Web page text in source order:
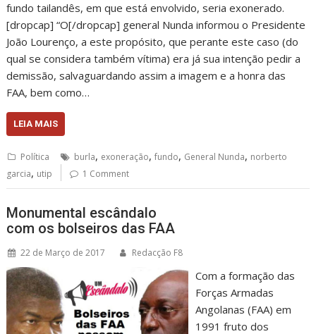
fundo tailandês, em que está envolvido, seria exonerado.
[dropcap] “O[/dropcap] general Nunda informou o Presidente
João Lourenço, a este propósito, que perante este caso (do
qual se considera também vítima) era já sua intenção pedir a
demissão, salvaguardando assim a imagem e a honra das
FAA, bem como…
LEIA MAIS
Política burla, exoneração,fundo, General Nunda, norberto
garcia, utip 1 Comment
Monumental escândalo
com os bolseiros das FAA
22 de Março de 2017 Redacção F8
Com a formação das
Forças Armadas
Angolanas (FAA) em
1991 fruto dos